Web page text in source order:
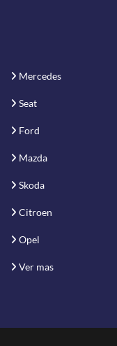
Mercedes
Seat
Ford
Mazda
Skoda
Citroen
Opel
Ver mas